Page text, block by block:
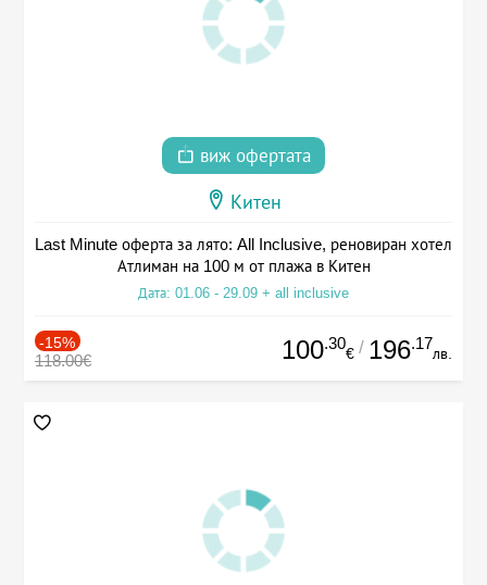
виж офертата
Китен
Last Minute оферта за лято: All Inclusive, реновиран хотел
Атлиман на 100 м от плажа в Китен
Дата: 01.06 - 29.09 + all inclusive
-15%
118.00€ 100.30
€ / 196.17
лв.